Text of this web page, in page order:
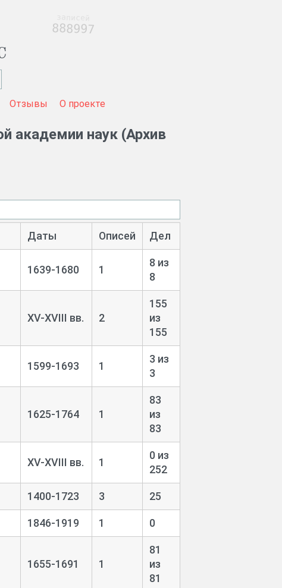
Отзывы О проекте
академии наук (Архив
Даты Описей Дел
1639-1680 1
8 из
8
XV-XVIII вв. 2
155
из
155
1599-1693 1
3 из
3
1625-1764 1
83
из
83
XV-XVIII вв. 1
0 из
252
1400-1723 3 25
1846-1919 1 0
1655-1691 1
81
из
81
888997